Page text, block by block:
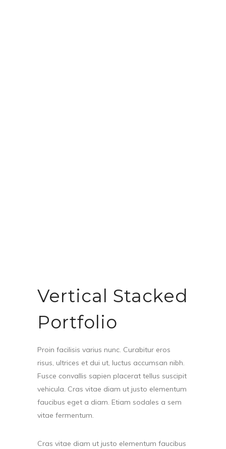
Vertical Stacked
Portfolio
Proin facilisis varius nunc. Curabitur eros
risus, ultrices et dui ut, luctus accumsan nibh.
Fusce convallis sapien placerat tellus suscipit
vehicula. Cras vitae diam ut justo elementum
faucibus eget a diam. Etiam sodales a sem
vitae fermentum.
Cras vitae diam ut justo elementum faucibus